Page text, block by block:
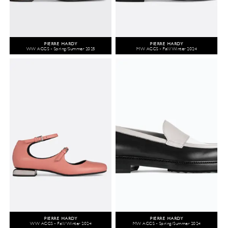
PIERRE HARDY
WW ACCS - Spring/Summer 2025
PIERRE HARDY
MW ACCS - Fall/Winter 2024
PIERRE HARDY
WW ACCS - Fall/Winter 2024
PIERRE HARDY
MW ACCS - Spring/Summer 2024